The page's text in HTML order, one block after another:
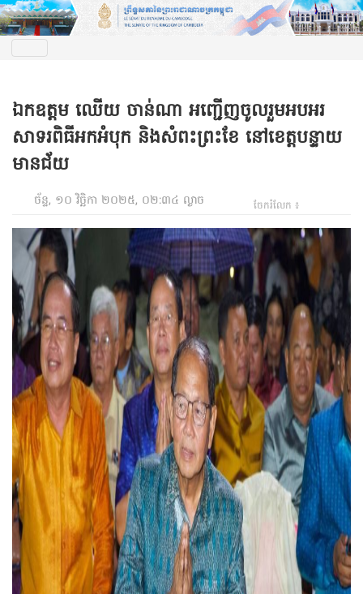
ឯកឧត្តម ឈើយ ចាន់ណា អញ្ជើញចូលរួមអបអរ
សាទរពិធីអកអំបុក និងសំពះព្រះខែ នៅខេត្តបន្ទាយ
មានជ័យ
ច័ន្ទ, ១០ វិច្ឆិកា ២០២៥, ០២:៣៤ ល្ងាច ចែករំលែក ៖